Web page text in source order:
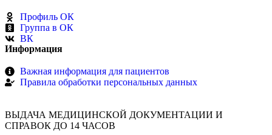
Профиль ОК
Группа в ОК
ВК
Информация
Важная информация для пациентов
Правила обработки персональных данных
ВЫДАЧА МЕДИЦИНСКОЙ ДОКУМЕНТАЦИИ И
СПРАВОК ДО 14 ЧАСОВ